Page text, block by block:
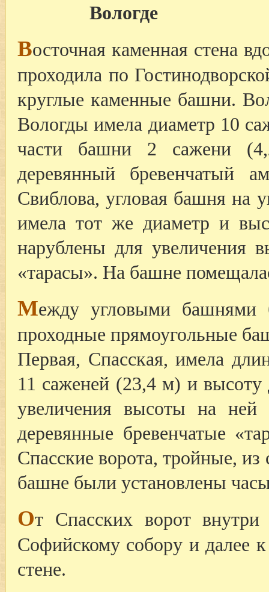
Вологде
Восточная каменная стена
проходила по
круглые каменные башни.
Вологды имела диаметр 10
части башни 2 сажени
деревянный бревенчатый
Свиблова, угловая башня на
имела тот же диаметр и
нарублены для увеличения
«тарасы». На башне
Между угловыми башнями
проходные прямоугольные
Первая, Спасская, имела
11 саженей (23,4 м) и
увеличения высоты на
деревянные бревенчатые
Спасские ворота, тройные,
башне были установлены
От Спасских ворот
Софийскому собору и далее
стене.